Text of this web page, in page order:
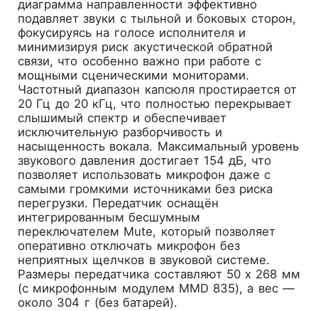
диаграмма направленности эффективно
подавляет звуки с тыльной и боковых сторон,
фокусируясь на голосе исполнителя и
минимизируя риск акустической обратной
связи, что особенно важно при работе с
мощными сценическими мониторами.
Частотный диапазон капсюля простирается от
20 Гц до 20 кГц, что полностью перекрывает
слышимый спектр и обеспечивает
исключительную разборчивость и
насыщенность вокала. Максимальный уровень
звукового давления достигает 154 дБ, что
позволяет использовать микрофон даже с
самыми громкими источниками без риска
перегрузки. Передатчик оснащён
интегрированным бесшумным
переключателем Mute, который позволяет
оперативно отключать микрофон без
неприятных щелчков в звуковой системе.
Размеры передатчика составляют 50 x 268 мм
(с микрофонным модулем MMD 835), а вес —
около 304 г (без батарей).